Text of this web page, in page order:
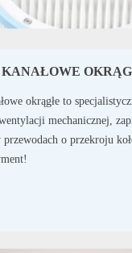
okrągłe to
mechanicznej,
przewodach o przekroju